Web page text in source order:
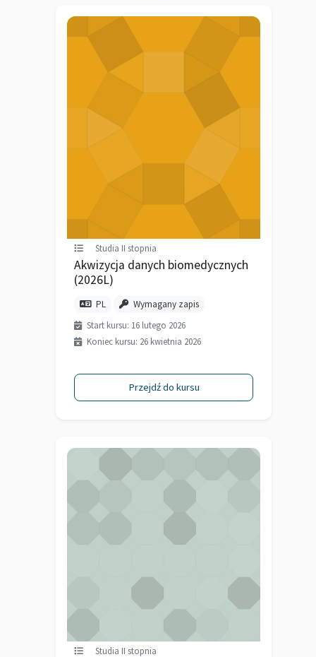
Studia II stopnia
Akwizycja danych biomedycznych
(2026L)
PL Wymagany zapis
Start kursu: 16 lutego 2026
Koniec kursu: 26 kwietnia 2026
Przejdź do kursu
Studia II stopnia